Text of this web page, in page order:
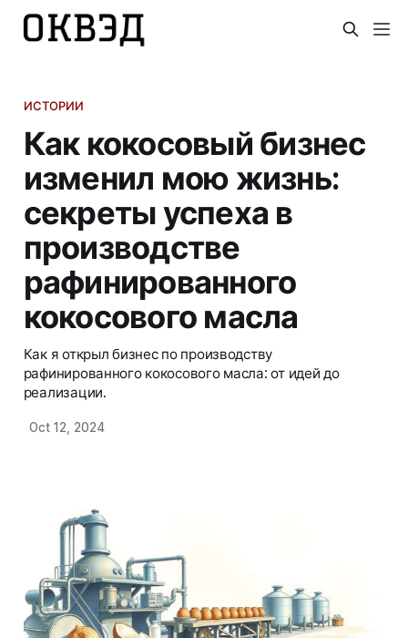
ИСТОРИИ
Как кокосовый бизнес
изменил мою жизнь:
секреты успеха в
производстве
рафинированного
кокосового масла
Как я открыл бизнес по производству
рафинированного кокосового масла: от идей до
реализации.
Oct 12, 2024